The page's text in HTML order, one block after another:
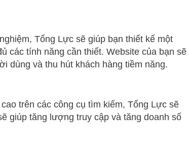
Tổng Lực sẽ giúp bạn thiết kế một
các tính năng cần thiết. Website của bạn sẽ
dùng và thu hút khách hàng tiềm năng.
trên các công cụ tìm kiếm, Tổng Lực sẽ
giúp tăng lượng truy cập và tăng doanh số